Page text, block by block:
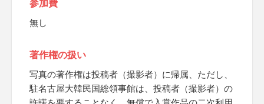
参加費
無し
著作権の扱い
写真の著作権は投稿者（撮影者）に帰属、ただし、
駐名古屋大韓民国総領事館は、投稿者（撮影者）の